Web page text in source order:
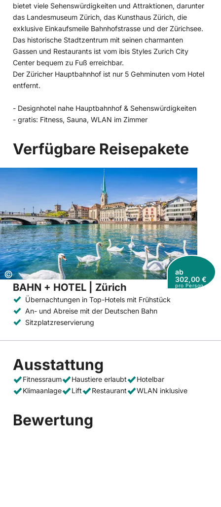
bietet viele Sehenswürdigkeiten und Attraktionen, darunter
das Landesmuseum Zürich, das Kunsthaus Zürich, die
exklusive Einkaufsmeile Bahnhofstrasse und der Zürichsee.
Das historische Stadtzentrum mit seinen charmanten
Gassen und Restaurants ist vom ibis Styles Zurich City
Center bequem zu Fuß erreichbar.
Der Züricher Hauptbahnhof ist nur 5 Gehminuten vom Hotel
entfernt.
- Designhotel nahe Hauptbahnhof & Sehenswürdigkeiten
- gratis: Fitness, Sauna, WLAN im Zimmer
Verfügbare Reisepakete
Copyright:
©
ab
302,00 €
pro Person
BAHN + HOTEL | Zürich
Übernachtungen in Top-Hotels mit Frühstück
An- und Abreise mit der Deutschen Bahn
Sitzplatzreservierung
Ausstattung
Fitnessraum Haustiere erlaubt
Hotelbar
Klimaanlage
Lift Restaurant WLAN inklusive
Bewertung